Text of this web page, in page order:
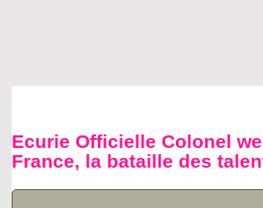
Ecurie Officielle Colonel
France, la bataille des